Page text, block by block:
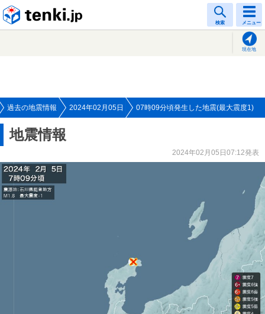
検索 メニュー
現在地
過去の地震情報 2024年02月05日 07時09分頃発生した地震(最大震度1)
地震情報
2024年02月05日07:12発表